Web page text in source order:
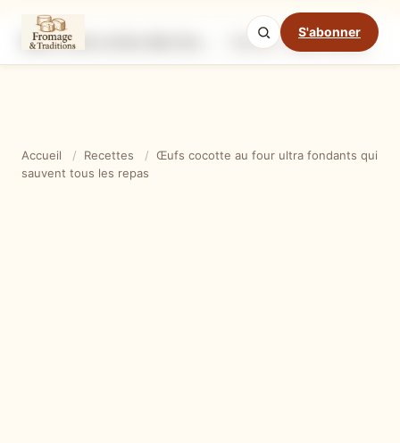
S'abonner
Ingrédients Étapes
Mode cuisine
Accueil / Recettes / Œufs cocotte au four ultra fondants qui
sauvent tous les repas